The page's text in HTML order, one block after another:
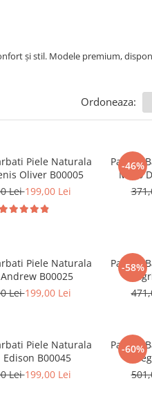
și stil. Modele premium,
Ordoneaza:
Piele Naturala
Oliver B00005
Lei199,00 Lei
-46%
Pantofi
Maro
Piele Naturala
Andrew B00025
Lei199,00 Lei
-58%
Pantofi
Piele Naturala
Edison B00045
Lei199,00 Lei
-60%
Pantofi